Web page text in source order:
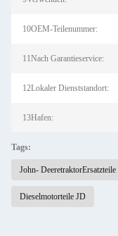
10OEM-Teilenummer:
11Nach Garantieservice:
12Lokaler Dienststandort:
13Hafen:
Tags:
John- DeeretraktorErsatzteile
Dieselmotorteile JD